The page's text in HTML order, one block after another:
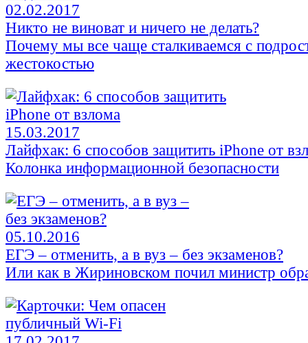
02.02.2017
Никто не виноват и ничего не делать?
Почему мы все чаще сталкиваемся с
жестокостью
15.03.2017
Лайфхак: 6 способов защитить iPhone от
Колонка информационной безопасности
05.10.2016
ЕГЭ – отменить, а в вуз – без экзаменов?
Или как в Жириновском почил министр